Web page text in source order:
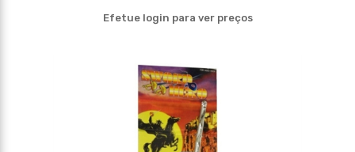
Efetue login para ver preços